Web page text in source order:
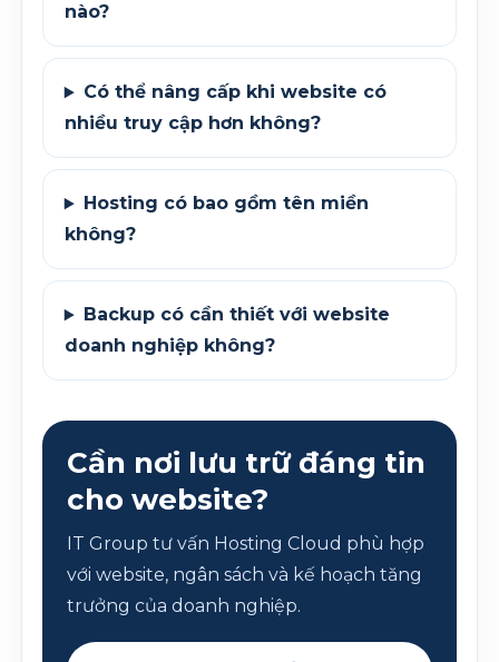
nào?
Có thể nâng cấp khi website có
nhiều truy cập hơn không?
Hosting có bao gồm tên miền
không?
Backup có cần thiết với website
doanh nghiệp không?
Cần nơi lưu trữ đáng tin
cho website?
IT Group tư vấn Hosting Cloud phù hợp
với website, ngân sách và kế hoạch tăng
trưởng của doanh nghiệp.